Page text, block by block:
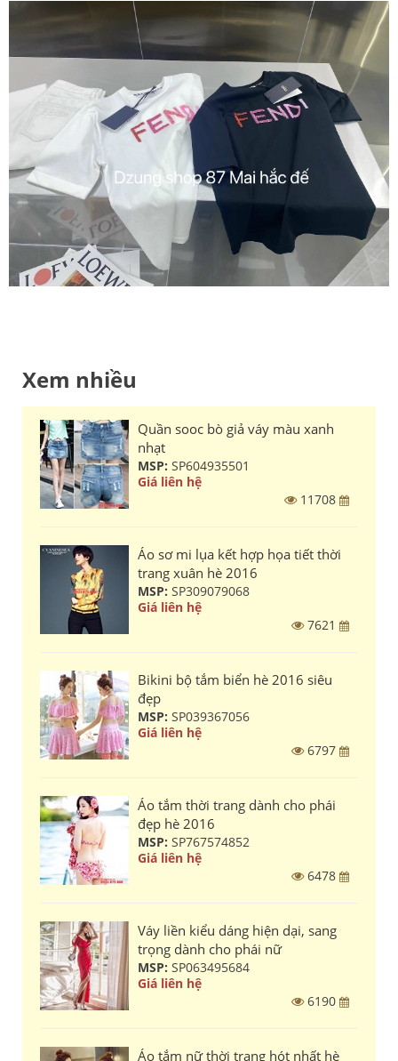
Xem nhiều
Quần sooc bò giả váy màu xanh
nhạt
MSP: SP604935501
Giá liên hệ
11708
Áo sơ mi lụa kết hợp họa tiết thời
trang xuân hè 2016
MSP: SP309079068
Giá liên hệ
7621
Bikini bộ tắm biển hè 2016 siêu
đẹp
MSP: SP039367056
Giá liên hệ
6797
Áo tắm thời trang dành cho phái
đẹp hè 2016
MSP: SP767574852
Giá liên hệ
6478
Váy liền kiểu dáng hiện dại, sang
trọng dành cho phái nữ
MSP: SP063495684
Giá liên hệ
6190
Áo tắm nữ thời trang hót nhất hè